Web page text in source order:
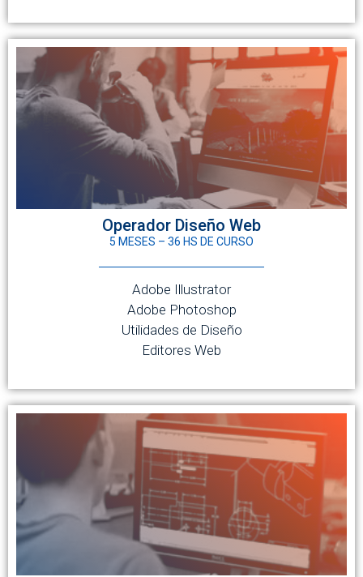
Operador Diseño Web
5 MESES – 36 HS DE CURSO
Adobe Illustrator
Adobe Photoshop
Utilidades de Diseño
Editores Web